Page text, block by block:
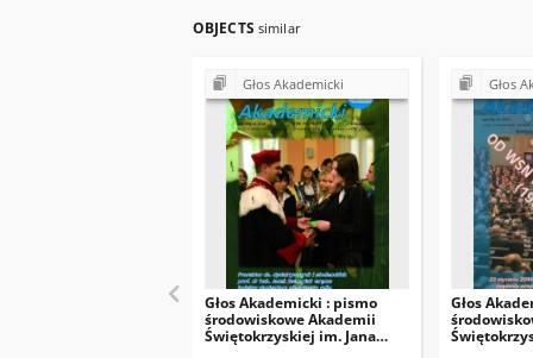
OBJECTS similar
Głos Akademicki
Głos Akademicki : pismo
środowiskowe Akademii
Świętokrzyskiej im. Jana
Głos
Głos